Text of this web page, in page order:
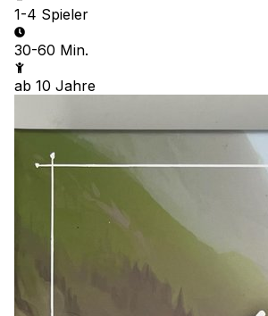
1-4 Spieler
30-60 Min.
ab 10 Jahre